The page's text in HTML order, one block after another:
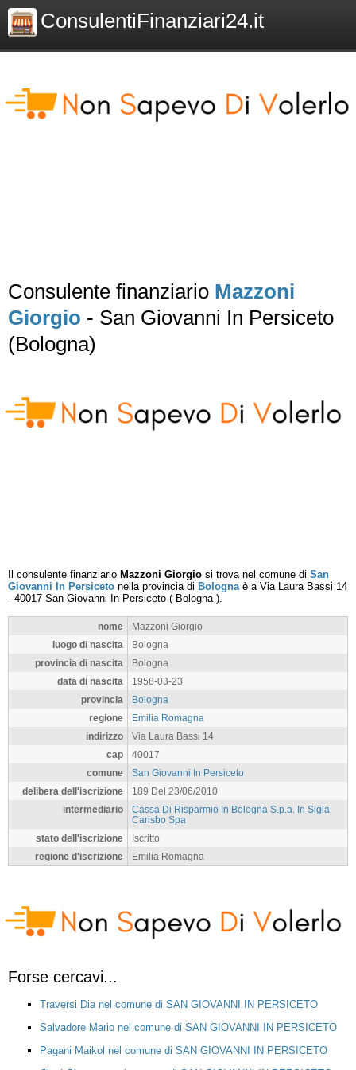
ConsulentiFinanziari24.it
Consulente finanziario Mazzoni
Giorgio - San Giovanni In Persiceto
(Bologna)
Il consulente finanziario Mazzoni Giorgio si trova nel comune di San
Giovanni In Persiceto nella provincia di Bolognaè a Via Laura Bassi 14
- 40017 San Giovanni In Persiceto ( Bologna).
nome
Mazzoni Giorgio
luogo di nascita
Bologna
provincia di nascita
Bologna
data di nascita
1958-03-23
provincia
Bologna
regione
Emilia Romagna
indirizzo
Via Laura Bassi 14
cap
40017
comune
San Giovanni In Persiceto
delibera dell'iscrizione
189 Del 23/06/2010
intermediario
Cassa Di Risparmio In Bologna S.p.a. In Sigla
Carisbo Spa
stato dell'iscrizione
Iscritto
regione d'iscrizione
Emilia Romagna
Forse cercavi...
Traversi Dia nel comune di SAN GIOVANNI IN PERSICETO
Salvadore Mario nel comune di SAN GIOVANNI IN PERSICETO
Pagani Maikol nel comune di SAN GIOVANNI IN PERSICETO